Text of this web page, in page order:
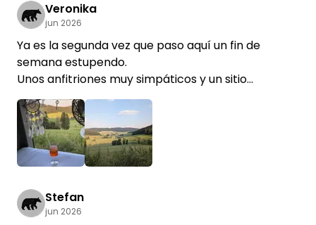
Veronika
jun 2026
Ya es la segunda vez que paso aquí un fin de
semana estupendo.
Unos anfitriones muy simpáticos y un sitio
fantástico.
Stefan
jun 2026